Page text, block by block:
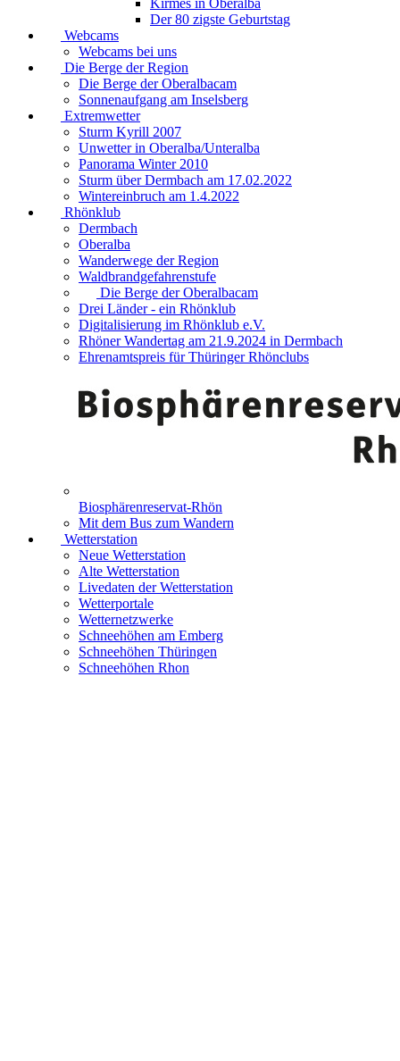
Der 80 zigste Geburtstag
Webcams
Webcams bei uns
Die Berge der Region
Die Berge der Oberalbacam
Sonnenaufgang am Inselsberg
Extremwetter
Sturm Kyrill 2007
Unwetter in Oberalba/Unteralba
Panorama Winter 2010
Sturm über Dermbach am 17.02.2022
Wintereinbruch am 1.4.2022
Rhönklub
Dermbach
Oberalba
Wanderwege der Region
Waldbrandgefahrenstufe
Die Berge der Oberalbacam
Drei Länder - ein Rhönklub
Digitalisierung im Rhönklub e.V.
Rhöner Wandertag am 21.9.2024 in Dermbach
Ehrenamtspreis für Thüringer Rhönclubs
Biosphärenreservat-Rhön
Mit dem Bus zum Wandern
Wetterstation
Neue Wetterstation
Alte Wetterstation
Livedaten der Wetterstation
Wetterportale
Wetternetzwerke
Schneehöhen am Emberg
Schneehöhen Thüringen
Schneehöhen Rhon